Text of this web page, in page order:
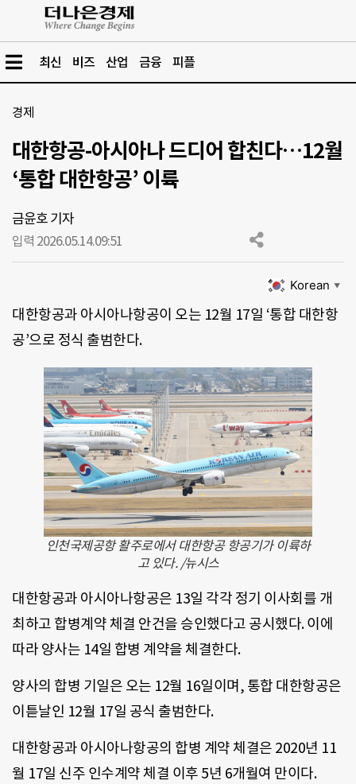
최신 비즈 산업 금융 피플
경제
대한항공-아시아나 드디어 합친다…12월
‘통합 대한항공’ 이륙
금윤호 기자
입력 2026.05.14.09:51
Korean ▼
대한항공과 아시아나항공이 오는 12월 17일 ‘통합 대한항
공’으로 정식 출범한다.
인천국제공항 활주로에서 대한항공 항공기가 이륙하
고 있다. /뉴시스
대한항공과 아시아나항공은 13일 각각 정기 이사회를 개
최하고 합병계약 체결 안건을 승인했다고 공시했다. 이에
따라 양사는 14일 합병 계약을 체결한다.
양사의 합병 기일은 오는 12월 16일이며, 통합 대한항공은
이튿날인 12월 17일 공식 출범한다.
대한항공과 아시아나항공의 합병 계약 체결은 2020년 11
월 17일 신주 인수계약 체결 이후 5년 6개월여 만이다.